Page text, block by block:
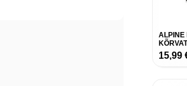
ALPINE
15,99